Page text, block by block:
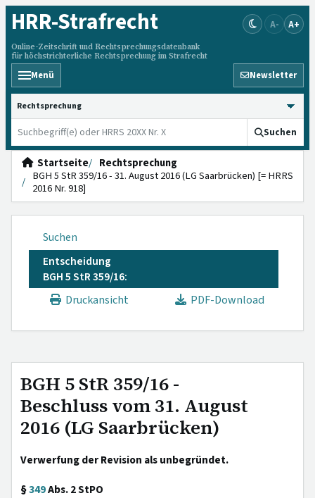
HRR-Strafrecht
Online-Zeitschrift und Rechtsprechungsdatenbank
für höchstrichterliche Rechtsprechung im Strafrecht
A- A+
Menü Newsletter
HRRS durchsuchen
Suchen
Startseite
Rechtsprechung
BGH 5 StR 359/16 - 31. August 2016 (LG Saarbrücken) [= HRRS
2016 Nr. 918]
Suchen
Entscheidung
BGH 5 StR 359/16:
Druckansicht
PDF-Download
BGH 5 StR 359/16 -
Beschluss vom 31. August
2016 (LG Saarbrücken)
Verwerfung der Revision als unbegründet.
§349Abs. 2 StPO